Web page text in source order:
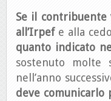
Se il contribuente
all’Irpef e alla
quanto indicato
sostenuto
nell’anno
deve